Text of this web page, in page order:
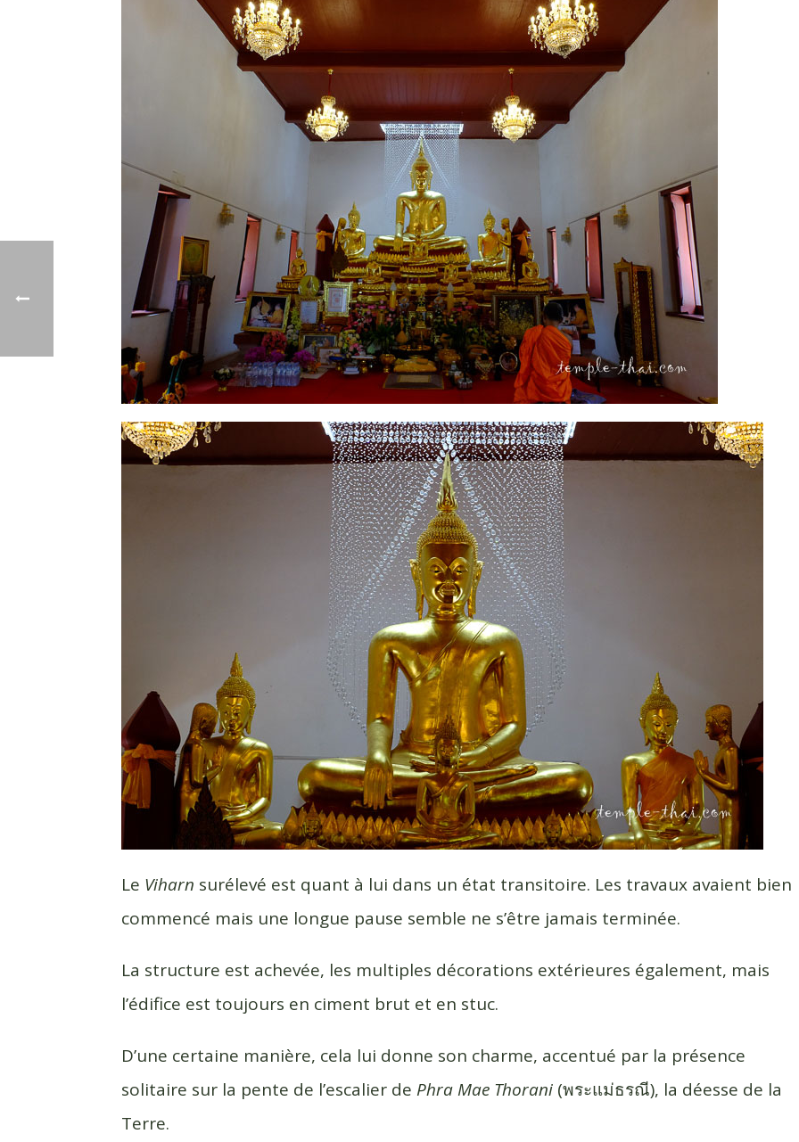
Le Viharn surélevé est quant à lui dans un état transitoire. Les travaux avaient bien
commencé mais une longue pause semble ne s’être jamais terminée.
La structure est achevée, les multiples décorations extérieures également, mais
l’édifice est toujours en ciment brut et en stuc.
D’une certaine manière, cela lui donne son charme, accentué par la présence
solitaire sur la pente de l’escalier de Phra Mae Thorani(พระแม่ธรณี), la déesse de la
Terre.